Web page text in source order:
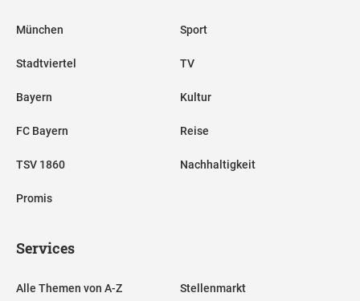
München
Stadtviertel
Bayern
FC Bayern
TSV 1860
Promis
Sport
TV
Kultur
Reise
Nachhaltigkeit
Services
Alle Themen von A-Z Stellenmarkt